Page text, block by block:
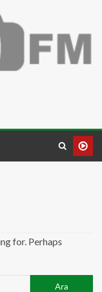
for. Perhaps